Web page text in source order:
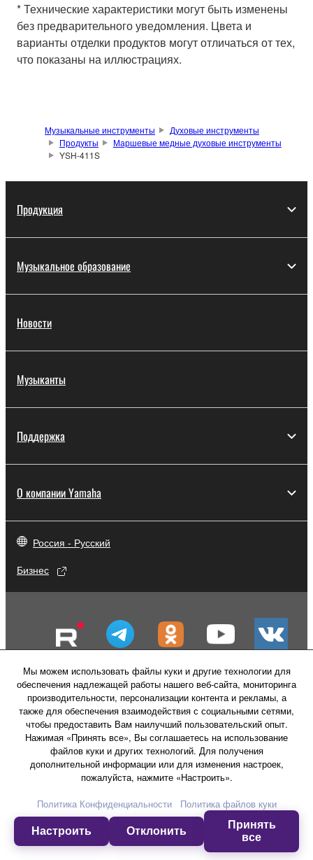
* Технические характеристики могут быть изменены
без предварительного уведомления. Цвета и
варианты отделки продуктов могут отличаться от тех,
что показаны на иллюстрациях.
Музыкальные инструменты
Духовые инструменты
Продукты
Маршевые медные духовые инструменты
YSH-411S
Продукция
Музыкальное образование
Новости
Музыканты
Поддержка
О компании Yamaha
Россия - Русский
Бизнес
Мы можем использовать файлы куки и другие технологии для
обеспечения надлежащей работы нашего веб-сайта, мониторинга
производительности, персонализации контента и рекламы, а
также для обеспечения взаимодействия с социальными сетями,
чтобы предоставить Вам наилучший пользовательский опыт.
Нажимая «Принять все», Вы соглашаетесь на использование
файлов куки и других технологий. Для получения
дополнительной информации или для изменения настроек,
пожалуйста, нажмите «Настроить».
Политика Конфиденциальности
Политика файлов куки
Настроить Отклонить
Принять
все
Свяжитесь с намиУсловия использования
Политика конфиденциальности
© Yamaha Corporation.